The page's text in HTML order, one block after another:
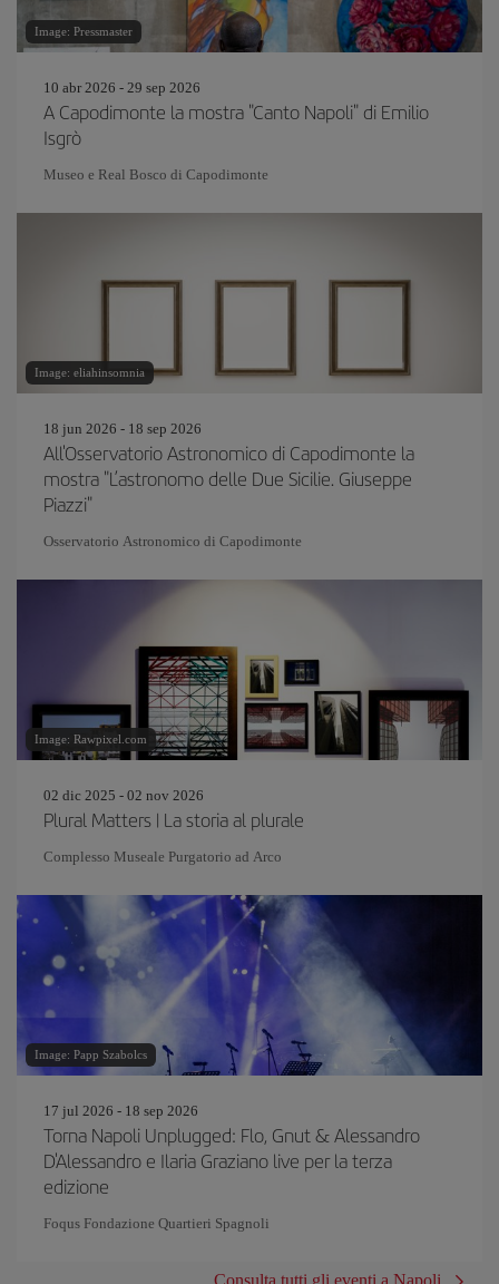
Image: Pressmaster
10 abr 2026 - 29 sep 2026
A Capodimonte la mostra "Canto Napoli" di Emilio
Isgrò
Museo e Real Bosco di Capodimonte
Image: eliahinsomnia
18 jun 2026 - 18 sep 2026
All'Osservatorio Astronomico di Capodimonte la
mostra "L’astronomo delle Due Sicilie. Giuseppe
Piazzi"
Osservatorio Astronomico di Capodimonte
Image: Rawpixel.com
02 dic 2025 - 02 nov 2026
Plural Matters | La storia al plurale
Complesso Museale Purgatorio ad Arco
Image: Papp Szabolcs
17 jul 2026 - 18 sep 2026
Torna Napoli Unplugged: Flo, Gnut & Alessandro
D'Alessandro e Ilaria Graziano live per la terza
edizione
Foqus Fondazione Quartieri Spagnoli
Consulta tutti gli eventi a Napoli